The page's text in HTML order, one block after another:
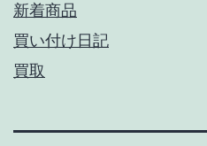
新着商品
買い付け日記
買取